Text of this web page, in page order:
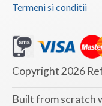
Termeni si conditii
Copyright 2026
Built from scratch